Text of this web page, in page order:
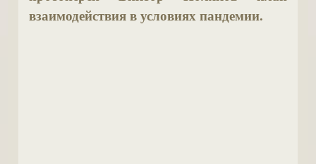
взаимодействия в условиях пандемии.